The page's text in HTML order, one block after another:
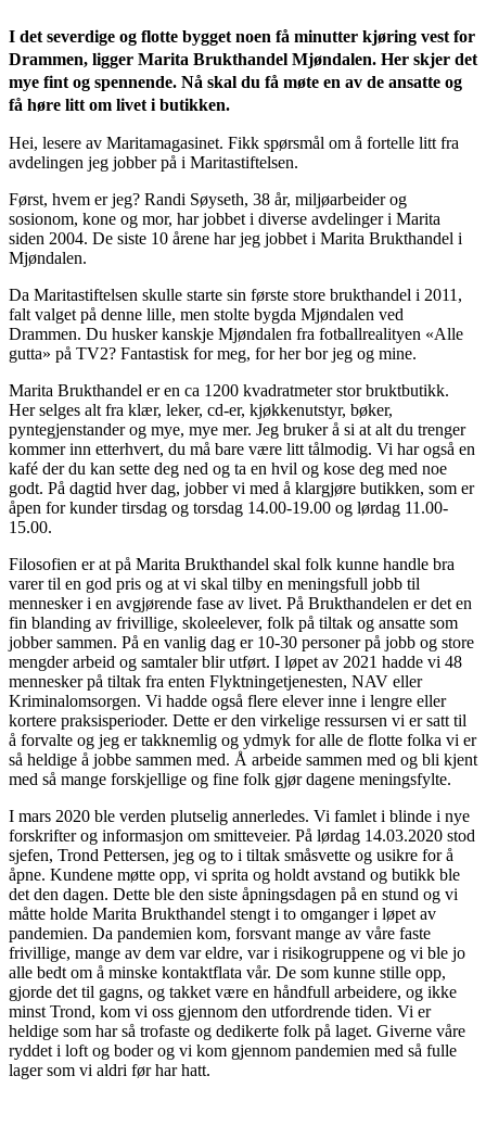
I det severdige og flotte bygget noen få minutter kjøring vest for
Drammen, ligger Marita Brukthandel Mjøndalen. Her skjer det
mye fint og spennende. Nå skal du få møte en av de ansatte og
få høre litt om livet i butikken.
Hei, lesere av Maritamagasinet. Fikk spørsmål om å fortelle litt fra
avdelingen jeg jobber på i Maritastiftelsen.
Først, hvem er jeg? Randi Søyseth, 38 år, miljøarbeider og
sosionom, kone og mor, har jobbet i diverse avdelinger i Marita
siden 2004. De siste 10 årene har jeg jobbet i Marita Brukthandel i
Mjøndalen.
Da Maritastiftelsen skulle starte sin første store brukthandel i 2011,
falt valget på denne lille, men stolte bygda Mjøndalen ved
Drammen. Du husker kanskje Mjøndalen fra fotballrealityen «Alle
gutta» på TV2? Fantastisk for meg, for her bor jeg og mine.
Marita Brukthandel er en ca 1200 kvadratmeter stor bruktbutikk.
Her selges alt fra klær, leker, cd-er, kjøkkenutstyr, bøker,
pyntegjenstander og mye, mye mer. Jeg bruker å si at alt du trenger
kommer inn etterhvert, du må bare være litt tålmodig. Vi har også en
kafé der du kan sette deg ned og ta en hvil og kose deg med noe
godt. På dagtid hver dag, jobber vi med å klargjøre butikken, som er
åpen for kunder tirsdag og torsdag 14.00-19.00 og lørdag 11.00-
15.00.
Filosofien er at på Marita Brukthandel skal folk kunne handle bra
varer til en god pris og at vi skal tilby en meningsfull jobb til
mennesker i en avgjørende fase av livet. På Brukthandelen er det en
fin blanding av frivillige, skoleelever, folk på tiltak og ansatte som
jobber sammen. På en vanlig dag er 10-30 personer på jobb og store
mengder arbeid og samtaler blir utført. I løpet av 2021 hadde vi 48
mennesker på tiltak fra enten Flyktningetjenesten, NAV eller
Kriminalomsorgen. Vi hadde også flere elever inne i lengre eller
kortere praksisperioder. Dette er den virkelige ressursen vi er satt til
å forvalte og jeg er takknemlig og ydmyk for alle de flotte folka vi er
så heldige å jobbe sammen med. Å arbeide sammen med og bli kjent
med så mange forskjellige og fine folk gjør dagene meningsfylte.
I mars 2020 ble verden plutselig annerledes. Vi famlet i blinde i nye
forskrifter og informasjon om smitteveier. På lørdag 14.03.2020 stod
sjefen, Trond Pettersen, jeg og to i tiltak småsvette og usikre for å
åpne. Kundene møtte opp, vi sprita og holdt avstand og butikk ble
det den dagen. Dette ble den siste åpningsdagen på en stund og vi
måtte holde Marita Brukthandel stengt i to omganger i løpet av
pandemien. Da pandemien kom, forsvant mange av våre faste
frivillige, mange av dem var eldre, var i risikogruppene og vi ble jo
alle bedt om å minske kontaktflata vår. De som kunne stille opp,
gjorde det til gagns, og takket være en håndfull arbeidere, og ikke
minst Trond, kom vi oss gjennom den utfordrende tiden. Vi er
heldige som har så trofaste og dedikerte folk på laget. Giverne våre
ryddet i loft og boder og vi kom gjennom pandemien med så fulle
lager som vi aldri før har hatt.